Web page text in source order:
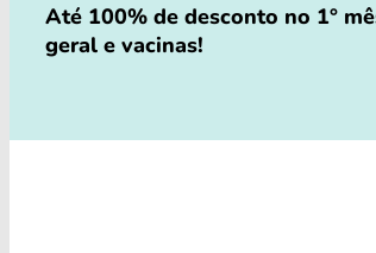
Até 100% de desconto no 1°
geral e vacinas!